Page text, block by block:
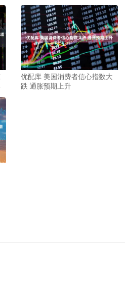
优配库 美国消费者信心指数大
跌 通胀预期上升